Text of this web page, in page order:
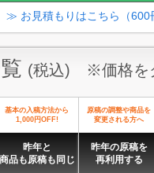
≫ お見積もりはこちら（600
(税込) ※価格を
基本の入稿方法から
1,000円OFF!
原稿の調整や商品を
変更される方へ
昨年と
商品も原稿も同じ
昨年の原稿を
再利用する